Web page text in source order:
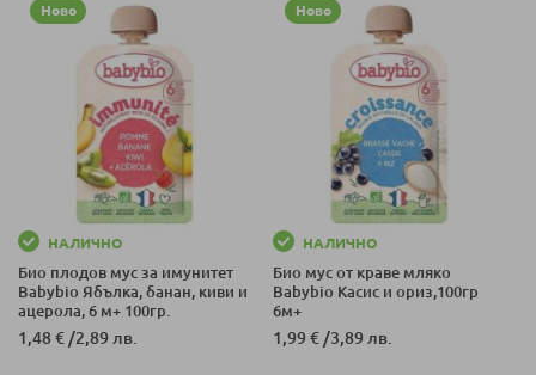
Ново
НАЛИЧНО
Био плодов мус за имунитет
Babybio Ябълка, банан, киви и
ацерола, 6 м+ 100гр.
1,48 € /2,89 лв.
Ново
НАЛИЧНО
Био мус от краве мляко
Babybio Касис и ориз,100гр
6м+
1,99 € /3,89 лв.